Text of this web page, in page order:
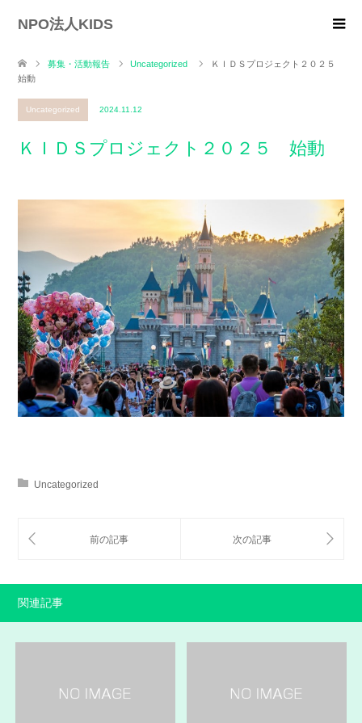
NPO法人KIDS
募集・活動報告 Uncategorized
ＫＩＤＳプロジェクト２０２５
始動
Uncategorized 2024.11.12
ＫＩＤＳプロジェクト２０２５ 始動
Uncategorized
関連記事